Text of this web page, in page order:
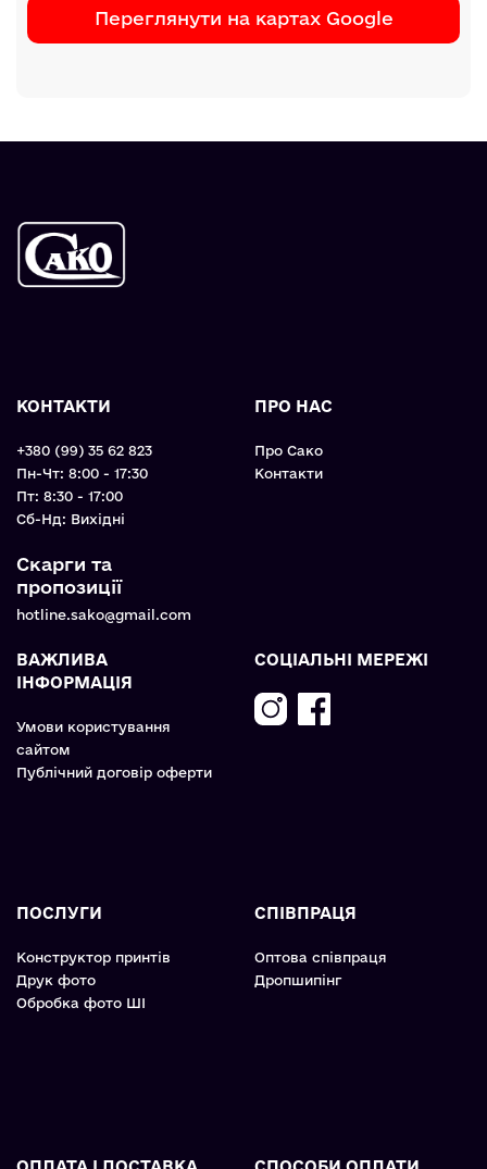
Переглянути на картах Google
КОНТАКТИ
+380 (99) 35 62 823
Пн-Чт: 8:00 - 17:30
Пт: 8:30 - 17:00
Cб-Нд: Вихідні
Скарги та
пропозиції
hotline.sako@gmail.com
ПРО НАС
Про Сако
Контакти
ВАЖЛИВА
ІНФОРМАЦІЯ
Умови користування
сайтом
Публічний договір оферти
СОЦІАЛЬНІ МЕРЕЖІ
ПОСЛУГИ
Конструктор принтів
Друк фото
Обробка фото ШІ
СПІВПРАЦЯ
Оптова співпраця
Дропшипінг